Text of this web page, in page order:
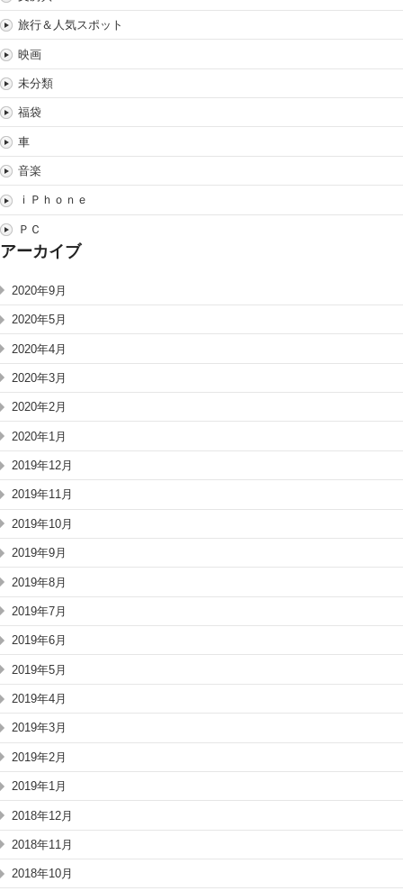
旅行＆人気スポット
映画
未分類
福袋
車
音楽
ｉＰｈｏｎｅ
ＰＣ
アーカイブ
2020年9月
2020年5月
2020年4月
2020年3月
2020年2月
2020年1月
2019年12月
2019年11月
2019年10月
2019年9月
2019年8月
2019年7月
2019年6月
2019年5月
2019年4月
2019年3月
2019年2月
2019年1月
2018年12月
2018年11月
2018年10月